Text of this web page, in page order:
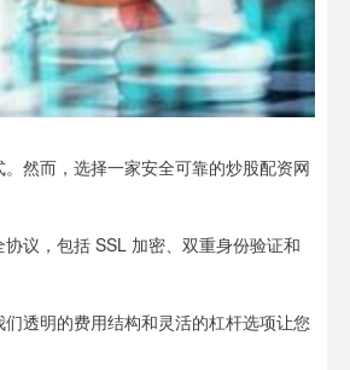
然而，选择一家安全可靠的炒股配资网
议，包括 SSL 加密、双重身份验证和
透明的费用结构和灵活的杠杆选项让您